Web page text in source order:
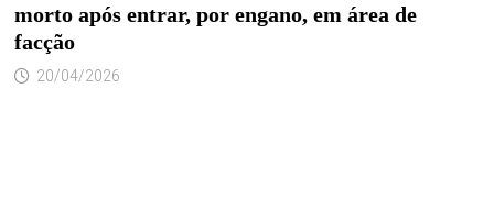
morto após entrar, por engano, em área de
facção
20/04/2026